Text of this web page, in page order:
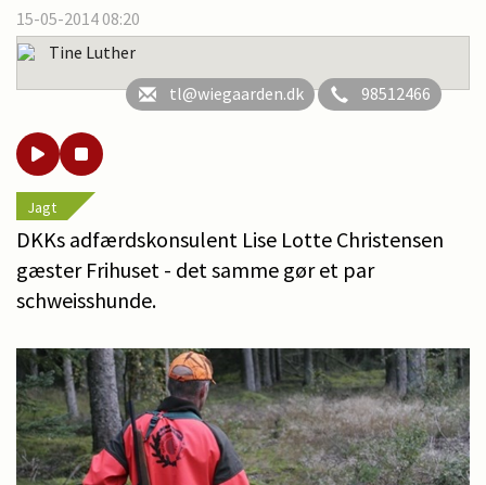
15-05-2014 08:20
Tine Luther
tl@wiegaarden.dk
98512466
Jagt
DKKs adfærdskonsulent Lise Lotte Christensen
gæster Frihuset - det samme gør et par
schweisshunde.